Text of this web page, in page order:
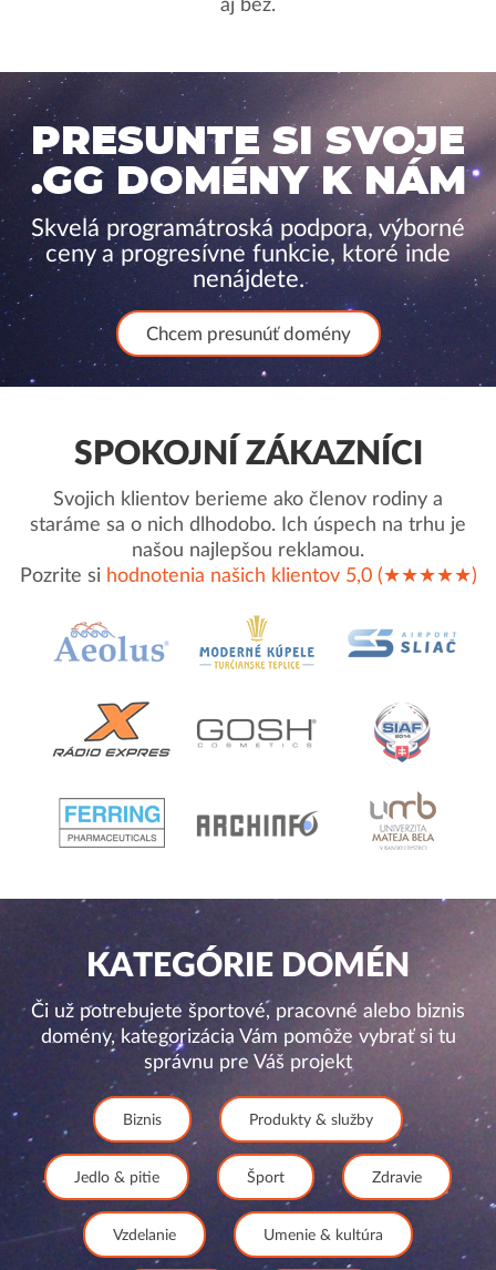
aj bez.
PRESUNTE SI SVOJE
.GG DOMÉNY K NÁM
Skvelá programátroská podpora, výborné
ceny a progresívne funkcie, ktoré inde
nenájdete.
Chcem presunúť domény
SPOKOJNÍ ZÁKAZNÍCI
Svojich klientov berieme ako členov rodiny a
staráme sa o nich dlhodobo. Ich úspech na trhu je
našou najlepšou reklamou.
Pozrite si hodnotenia našich klientov 5,0 (★★★★★)
KATEGÓRIE DOMÉN
Či už potrebujete športové, pracovné alebo biznis
domény, kategorizácia Vám pomôže vybrať si tu
správnu pre Váš projekt
Biznis Produkty & služby
Jedlo & pitie Šport Zdravie
Vzdelanie Umenie & kultúra